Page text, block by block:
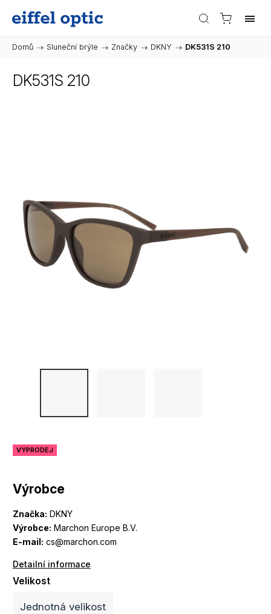
Domů / Sluneční brýle / Značky / DKNY / DK531S 210
DK531S 210
Výrobce
Značka: DKNY
Výrobce: Marchon Europe B.V.
E-mail: cs@marchon.com
Detailní informace
VÝPRODEJ
Velikost
Jednotná velikost